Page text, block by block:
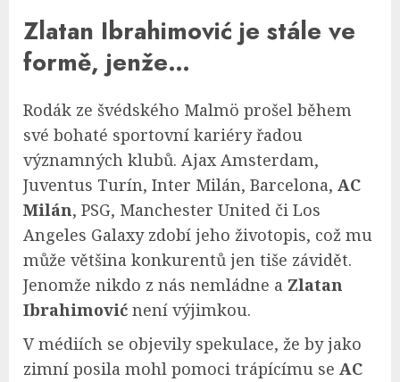
Zlatan Ibrahimović je stále ve
formě, jenže…
Rodák ze švédského Malmö prošel během
své bohaté sportovní kariéry řadou
významných klubů. Ajax Amsterdam,
Juventus Turín, Inter Milán, Barcelona, AC
Milán, PSG, Manchester United či Los
Angeles Galaxy zdobí jeho životopis, což mu
může většina konkurentů jen tiše závidět.
Jenomže nikdo z nás nemládne a Zlatan
Ibrahimović není výjimkou.
V médiích se objevily spekulace, že by jako
zimní posila mohl pomoci trápícímu se AC